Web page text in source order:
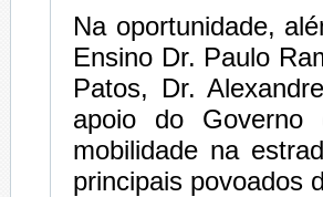
Na oportunidade,
Ensino Dr. Paulo
Patos, Dr.
apoio do Governo
mobilidade na
principais povoados